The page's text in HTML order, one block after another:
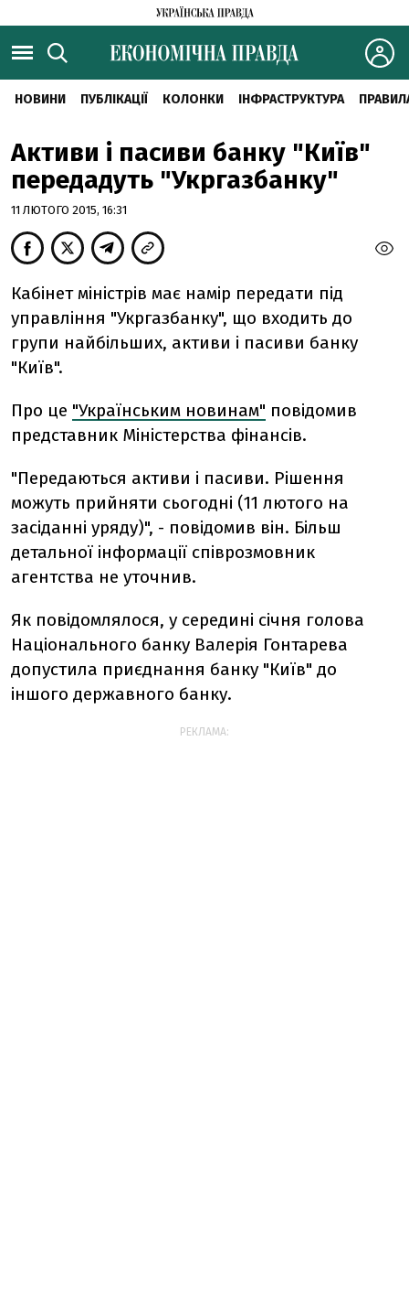
НОВИНИ ПУБЛІКАЦІЇ КОЛОНКИ ІНФРАСТРУКТУРА
Активи і пасиви банку "Київ"
передадуть "Укргазбанку"
11 ЛЮТОГО 2015, 16:31
Кабінет міністрів має намір передати під
управління "Укргазбанку", що входить до
групи найбільших, активи і пасиви банку
"Київ".
Про це "Українським новинам" повідомив
представник Міністерства фінансів.
"Передаються активи і пасиви. Рішення
можуть прийняти сьогодні (11 лютого на
засіданні уряду)", - повідомив він. Більш
детальної інформації співрозмовник
агентства не уточнив.
Як повідомлялося, у середині січня голова
Національного банку Валерія Гонтарева
допустила приєднання банку "Київ" до
іншого державного банку.
РЕКЛАМА: